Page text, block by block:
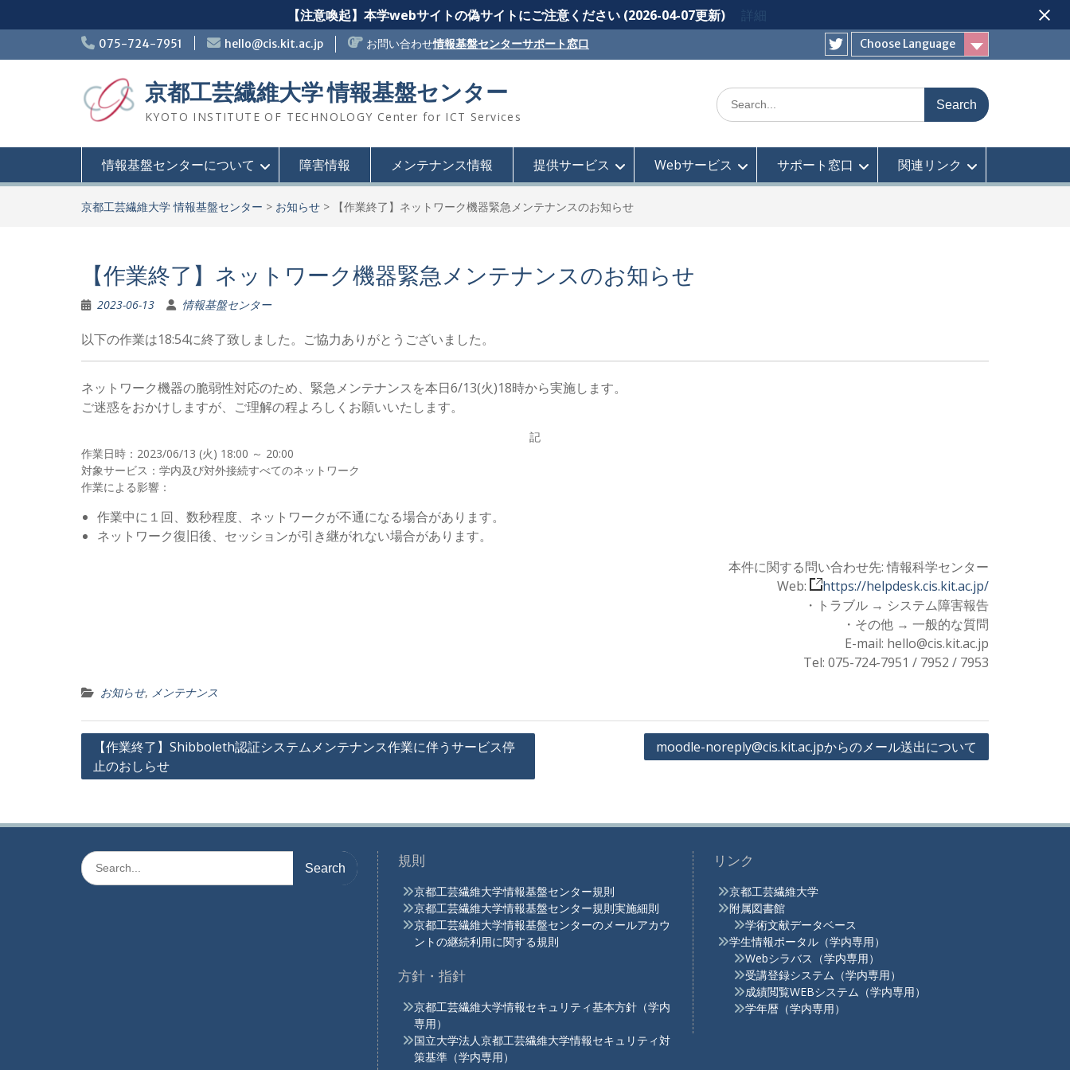
【注意喚起】本学webサイトの偽サイトにご注意ください (2026-04-07更新) 詳細
075-724-7951 hello@cis.kit.ac.jp お問い合わせ情報基盤センターサポート窓口
Choose Language
Twitter
京都工芸繊維大学 情報基盤センター
KYOTO INSTITUTE OF TECHNOLOGY Center for ICT Services
Search
for:
情報基盤センターについて 障害情報 メンテナンス情報 提供サービス Webサービス サポート窓口 関連リンク
京都工芸繊維大学 情報基盤センター > お知らせ > 【作業終了】ネットワーク機器緊急メンテナンスのお知らせ
【作業終了】ネットワーク機器緊急メンテナンスのお知らせ
2023-06-13 情報基盤センター
以下の作業は18:54に終了致しました。ご協力ありがとうございました。
ネットワーク機器の脆弱性対応のため、緊急メンテナンスを本日6/13(火)18時から実施します。
ご迷惑をおかけしますが、ご理解の程よろしくお願いいたします。
記
作業日時：2023/06/13 (火) 18:00 ～ 20:00
対象サービス：学内及び対外接続すべてのネットワーク
作業による影響：
作業中に１回、数秒程度、ネットワークが不通になる場合があります。
ネットワーク復旧後、セッションが引き継がれない場合があります。
本件に関する問い合わせ先: 情報科学センター
Web:
https://helpdesk.cis.kit.ac.jp/
・トラブル → システム障害報告
・その他 → 一般的な質問
E-mail: hello@cis.kit.ac.jp
Tel: 075-724-7951 / 7952 / 7953
お知らせ, メンテナンス
稿
ー
シ
【作業終了】Shibboleth認証システムメンテナンス作業に伴うサービス停
止のおしらせ
moodle-noreply@cis.kit.ac.jpからのメール送出について
Search
for:
規則
京都工芸繊維大学情報基盤センター規則
京都工芸繊維大学情報基盤センター規則実施細則
京都工芸繊維大学情報基盤センターのメールアカウ
ントの継続利用に関する規則
方針・指針
京都工芸繊維大学情報セキュリティ基本方針（学内
専用）
国立大学法人京都工芸繊維大学情報セキュリティ対
策基準（学内専用）
リンク
京都工芸繊維大学
附属図書館
学術文献データベース
学生情報ポータル（学内専用）
Webシラバス（学内専用）
受講登録システム（学内専用）
成績閲覧WEBシステム（学内専用）
学年暦（学内専用）